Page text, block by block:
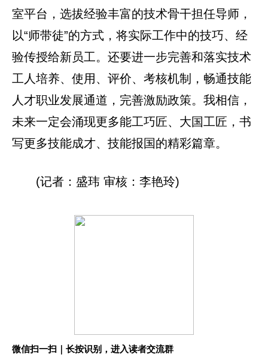
室平台，选拔经验丰富的技术骨干担任导师，
以“师带徒”的方式，将实际工作中的技巧、经
验传授给新员工。还要进一步完善和落实技术
工人培养、使用、评价、考核机制，畅通技能
人才职业发展通道，完善激励政策。我相信，
未来一定会涌现更多能工巧匠、大国工匠，书
写更多技能成才、技能报国的精彩篇章。
(记者：盛玮 审核：李艳玲)
微信扫一扫｜长按识别，进入读者交流群